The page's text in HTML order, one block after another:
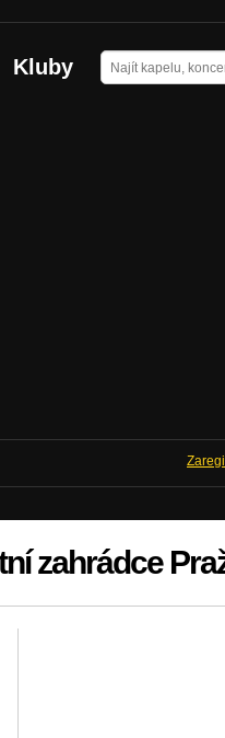
Kluby
zahrádce